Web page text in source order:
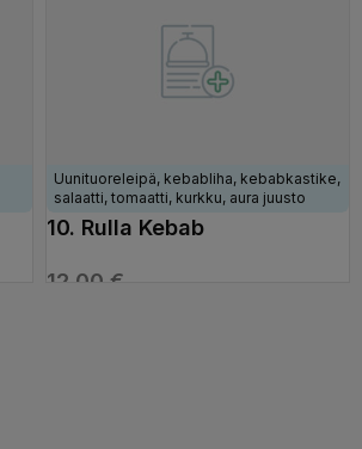
Uunituoreleipä, kebabliha, kebabkastike,
salaatti, tomaatti, kurkku, aura juusto
10. Rulla Kebab
12,00€